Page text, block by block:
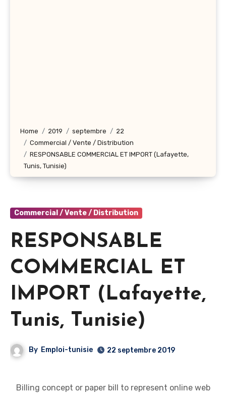
Home 2019 septembre
22
Commercial / Vente / Distribution
RESPONSABLE COMMERCIAL ET IMPORT (Lafayette,
Tunis, Tunisie)
Commercial / Vente / Distribution
RESPONSABLE
COMMERCIAL ET
IMPORT (Lafayette,
Tunis, Tunisie)
By Emploi-tunisie 22 septembre 2019
Billing concept or paper bill to represent online web